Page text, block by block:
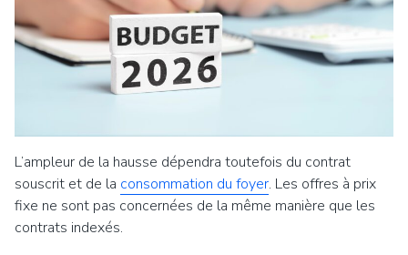
L’ampleur de la hausse dépendra toutefois du contrat
souscrit et de la consommation du foyer. Les offres à prix
fixe ne sont pas concernées de la même manière que les
contrats indexés.